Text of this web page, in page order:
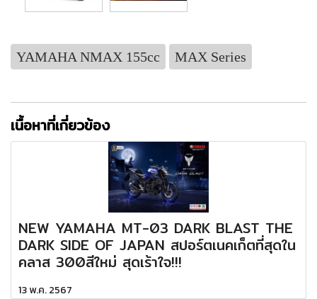
YAMAHA NMAX 155cc MAX Series
เนื้อหาที่เกี่ยวข้อง
NEW YAMAHA MT-03 DARK BLAST THE
DARK SIDE OF JAPAN สปอร์ตเนคเก็ตที่สุดใน
คลาส 300สีใหม่ สุดเร้าใจ!!!
13 พ.ค. 2567